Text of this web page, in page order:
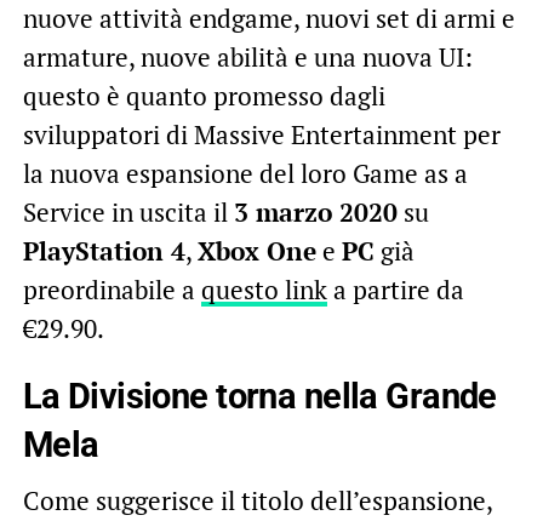
nuove attività endgame, nuovi set di armi e
armature, nuove abilità e una nuova UI:
questo è quanto promesso dagli
sviluppatori di Massive Entertainment per
la nuova espansione del loro Game as a
Service in uscita il 3 marzo 2020su
PlayStation 4,Xbox Onee PC già
preordinabile a questo linka partire da
€29.90.
La Divisione torna nella Grande
Mela
Come suggerisce il titolo dell’espansione,